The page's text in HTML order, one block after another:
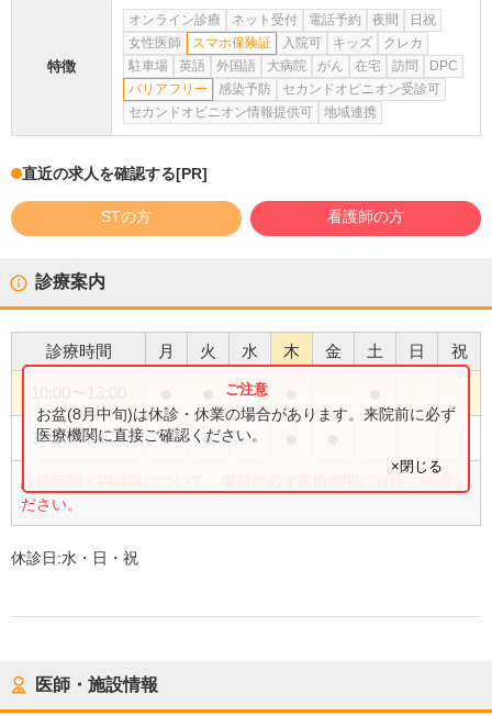
特徴
オンライン診療 ネット受付 電話予約 夜間
日祝
女性医師
スマホ保険証 入院可 キッズ
クレカ
駐車場
英語 外国語 大病院 がん 在宅 訪問
DPC
バリアフリー
感染予防
セカンドオピニオン受診可
セカンドオピニオン情報提供可
地域連携
直近の求人を確認する[PR]
STの方 看護師の方
診療案内
診療時間 月 火 水 木 金 土 日 祝
15:30〜18:30 ● ●
診療時間・内容等について、事前に必ず医療機関に直接ご確認く
ださい。
お盆(8月中旬)は休診・休業の場合があります。来院前に必ず
医療機関に直接ご確認ください。
×閉じる
休診日:水・日・祝
医師・施設情報